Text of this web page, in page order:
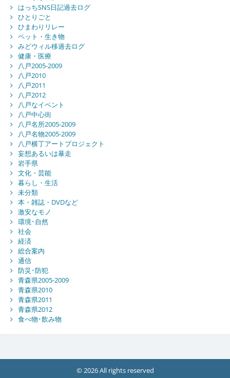
はっちSNS日記過去ログ
ひとりごと
ひまわりリレー
ペット・生き物
みどウィル移過去ログ
健康・医療
八戸2005-2009
八戸2010
八戸2011
八戸2012
八戸なイベント
八戸中心街
八戸名所2005-2009
八戸名物2005-2009
八戸横丁アートプロジェクト
妄想あるいは暴走
岩手県
文化・芸能
暮らし・生活
未分類
本・雑誌・DVDなど
激安なモノ
環境･自然
社会
経済
総合案内
通信
防災･防犯
青森県2005-2009
青森県2010
青森県2011
青森県2012
食べ物･飲み物
© 2026 All rights reserved